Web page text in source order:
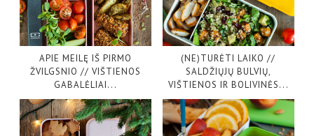
APIE MEILĘ IŠ PIRMO
ŽVILGSNIO // VIŠTIENOS
GABALĖLIAI...
(NE)TURĖTI LAIKO //
SALDŽIŲJŲ BULVIŲ,
VIŠTIENOS IR BOLIVINĖS...